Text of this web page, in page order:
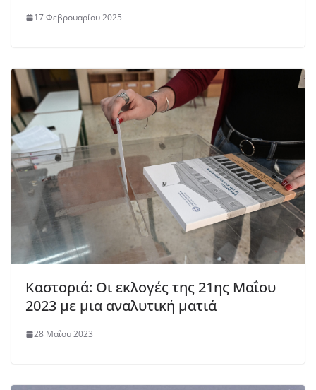
17 Φεβρουαρίου 2025
Καστοριά: Οι εκλογές της 21ης Μαΐου
2023 με μια αναλυτική ματιά
28 Μαΐου 2023